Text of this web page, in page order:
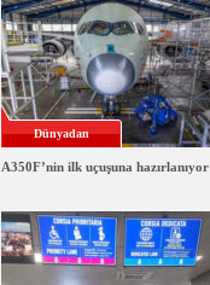
Dünyadan
A350F’nin ilk uçuşuna hazırlanıyor